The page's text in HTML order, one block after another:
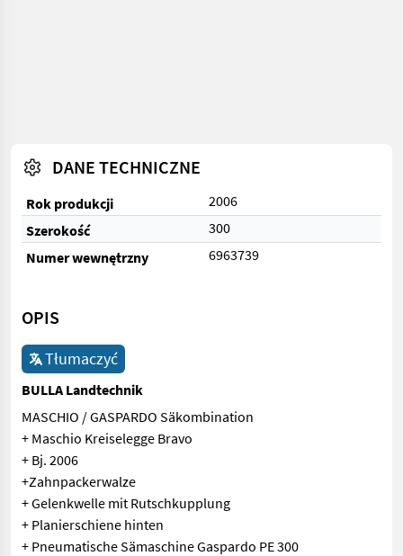
DANE TECHNICZNE
Rok produkcji
2006
Szerokość
300
Numer wewnętrzny
6963739
OPIS
Tłumaczyć
BULLA Landtechnik
MASCHIO / GASPARDO Säkombination
+ Maschio Kreiselegge Bravo
+ Bj. 2006
+Zahnpackerwalze
+ Gelenkwelle mit Rutschkupplung
+ Planierschiene hinten
+ Pneumatische Sämaschine Gaspardo PE 300